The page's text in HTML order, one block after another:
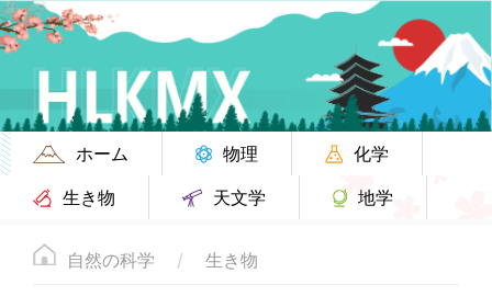
ホーム 物理
化学
生き物
天文学 地学
自然の科学 生き物